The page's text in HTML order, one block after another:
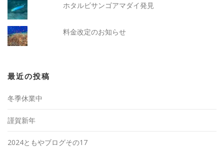
ホタルビサンゴアマダイ発見
料金改定のお知らせ
最近の投稿
冬季休業中
謹賀新年
2024ともやブログその17